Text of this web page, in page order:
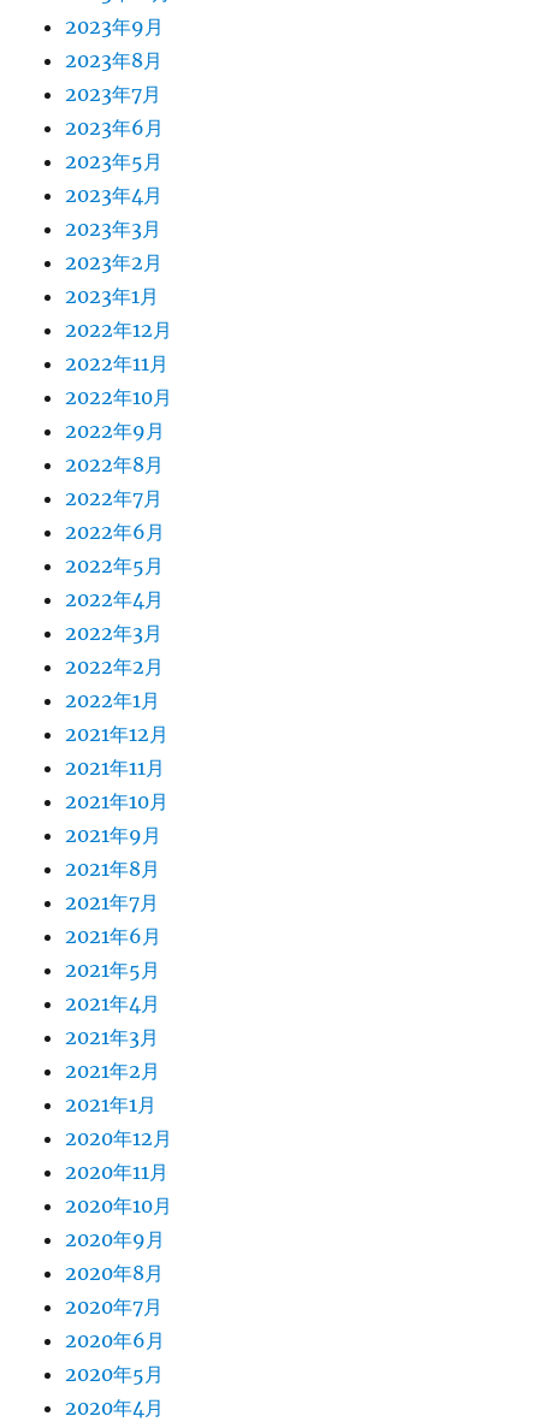
2023年9月
2023年8月
2023年7月
2023年6月
2023年5月
2023年4月
2023年3月
2023年2月
2023年1月
2022年12月
2022年11月
2022年10月
2022年9月
2022年8月
2022年7月
2022年6月
2022年5月
2022年4月
2022年3月
2022年2月
2022年1月
2021年12月
2021年11月
2021年10月
2021年9月
2021年8月
2021年7月
2021年6月
2021年5月
2021年4月
2021年3月
2021年2月
2021年1月
2020年12月
2020年11月
2020年10月
2020年9月
2020年8月
2020年7月
2020年6月
2020年5月
2020年4月